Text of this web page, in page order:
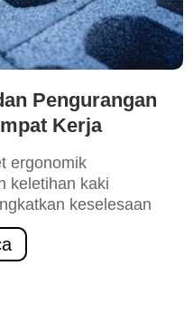
Pengurangan
Kerja
ergonomik
keletihan kaki
keselesaan